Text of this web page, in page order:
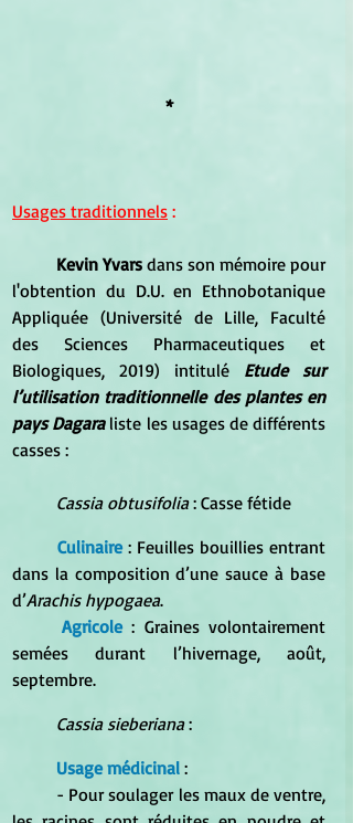
*
Usages traditionnels :
Kevin Yvars dans son mémoire pour
l'obtention du D.U. en Ethnobotanique
Appliquée (Université de Lille, Faculté
des Sciences Pharmaceutiques et
Biologiques, 2019) intitulé Etude sur
l’utilisation traditionnelle des plantes en
pays Dagara liste les usages de différents
casses :
Cassia obtusifolia : Casse fétide
Culinaire : Feuilles bouillies entrant
dans la composition d’une sauce à base
d’Arachis hypogaea.
Agricole : Graines volontairement
semées durant l’hivernage, août,
septembre.
Cassia sieberiana :
Usage médicinal :